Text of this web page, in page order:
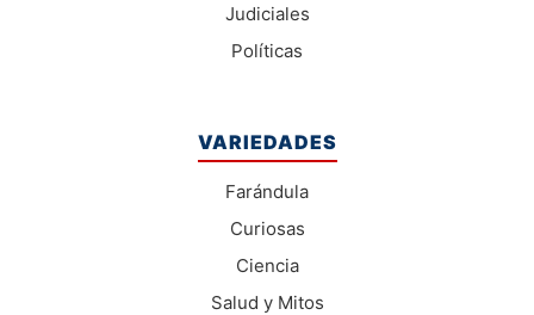
Judiciales
Políticas
VARIEDADES
Farándula
Curiosas
Ciencia
Salud y Mitos